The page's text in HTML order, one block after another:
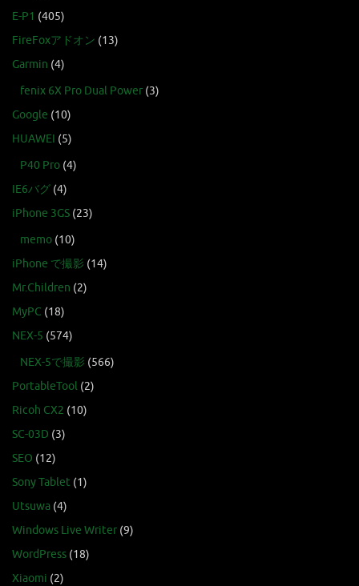
E-P1 (405)
FireFoxアドオン (13)
Garmin (4)
fenix 6X Pro Dual Power (3)
Google (10)
HUAWEI (5)
P40 Pro (4)
IE6バグ (4)
iPhone 3GS (23)
memo (10)
iPhone で撮影 (14)
Mr.Children (2)
MyPC (18)
NEX-5 (574)
NEX-5で撮影 (566)
PortableTool (2)
Ricoh CX2 (10)
SC-03D (3)
SEO (12)
Sony Tablet (1)
Utsuwa (4)
Windows Live Writer (9)
WordPress (18)
Xiaomi (2)